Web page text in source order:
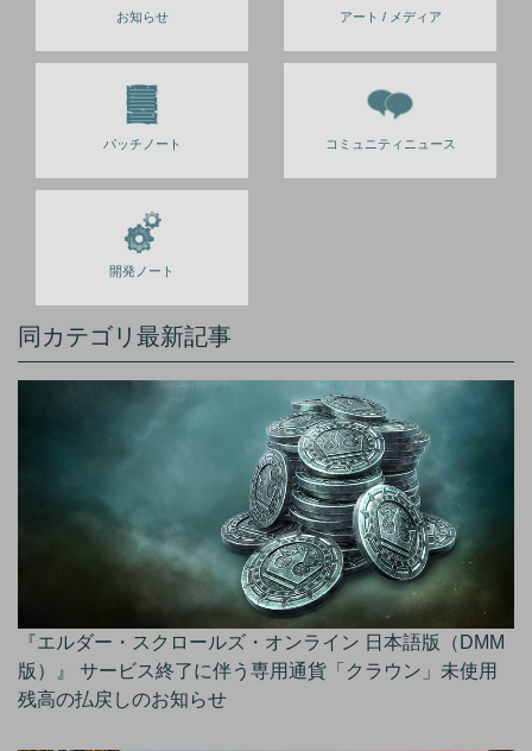
お知らせ アート / メディア
パッチノート コミュニティニュース
開発ノート
同カテゴリ最新記事
『エルダー・スクロールズ・オンライン 日本語版（DMM
版）』 サービス終了に伴う専用通貨「クラウン」未使用
残高の払戻しのお知らせ